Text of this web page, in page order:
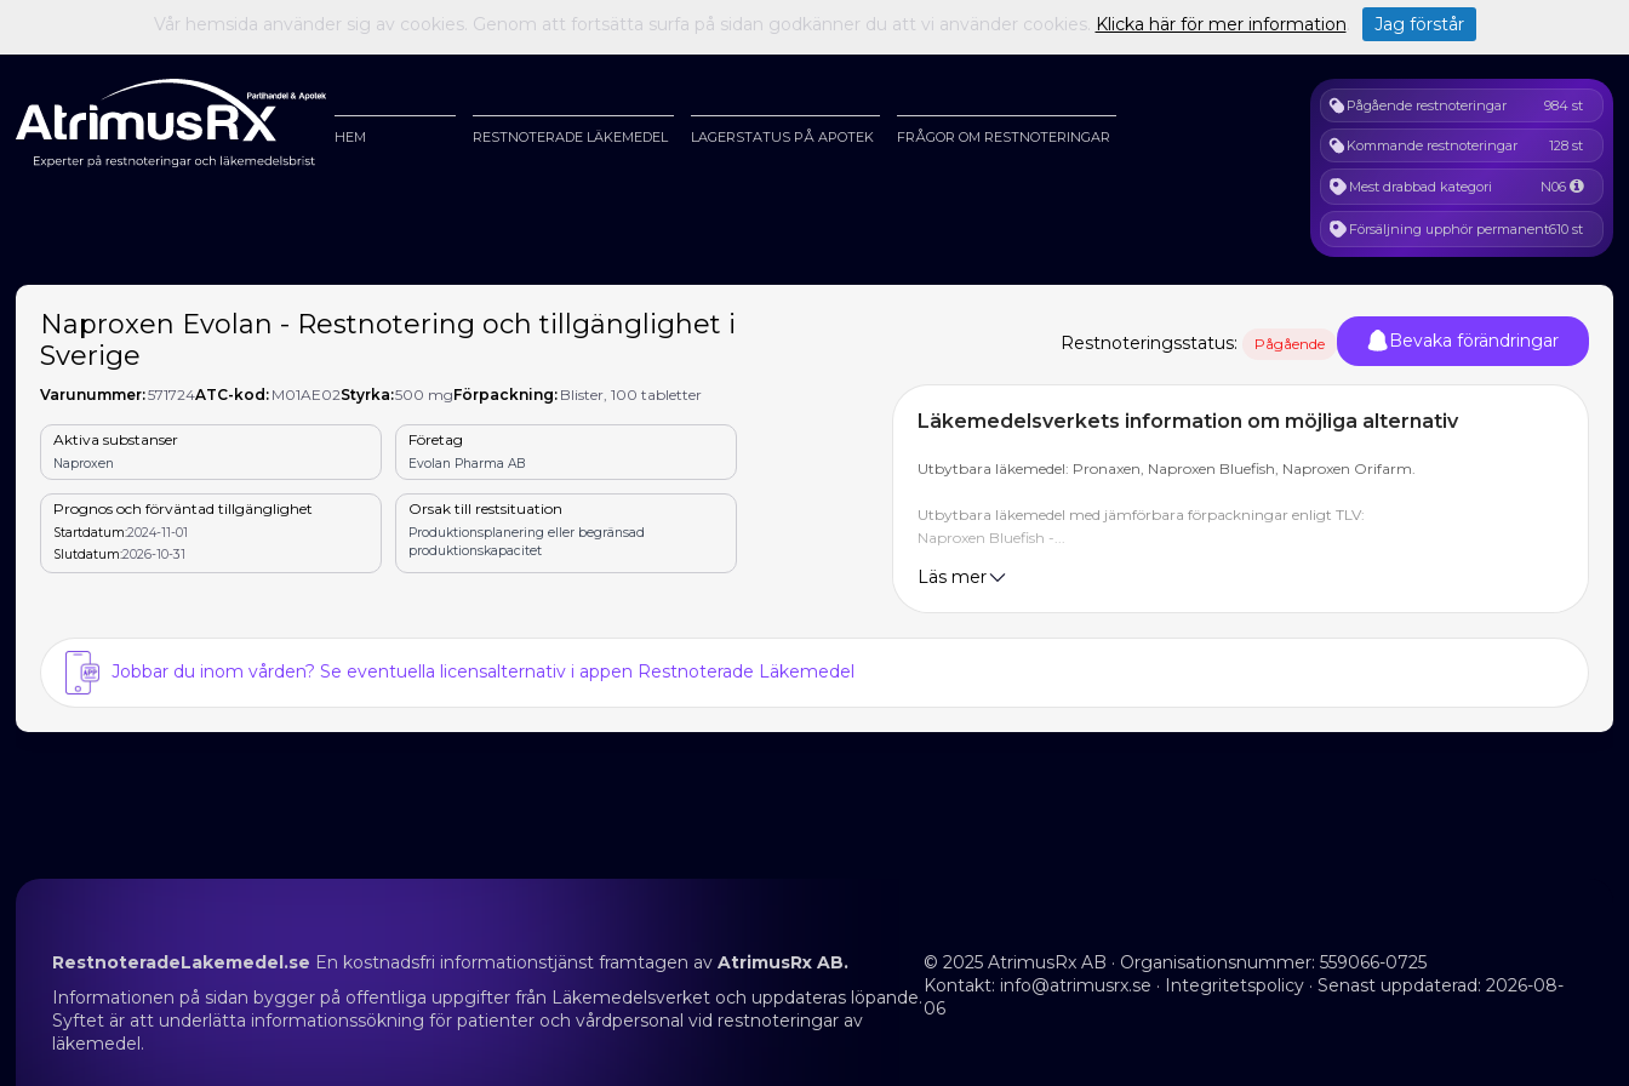
HEM RESTNOTERADE LÄKEMEDEL LAGERSTATUS PÅ APOTEK FRÅGOR OM RESTNOTERINGAR
Pågående restnoteringar 984 st
Kommande restnoteringar 128 st
Mest drabbad kategori N06
Försäljning upphör permanent610 st
Naproxen Evolan - Restnotering och tillgänglighet i
Sverige
Restnoteringsstatus: Pågående Bevaka förändringar
Varunummer:571724ATC-kod: M01AE02Styrka:500 mgFörpackning: Blister, 100 tabletter
Aktiva substanser
Naproxen
Företag
Evolan Pharma AB
Prognos och förväntad tillgänglighet
Startdatum:2024-11-01
Slutdatum:2026-10-31
Orsak till restsituation
Produktionsplanering eller begränsad
produktionskapacitet
Läkemedelsverkets information om möjliga alternativ
Utbytbara läkemedel: Pronaxen, Naproxen Bluefish, Naproxen Orifarm.
Utbytbara läkemedel med jämförbara förpackningar enligt TLV:
Naproxen Bluefish -...
Läs mer
Jobbar du inom vården? Se eventuella licensalternativ i appen Restnoterade Läkemedel
RestnoteradeLakemedel.se En kostnadsfri informationstjänst framtagen avAtrimusRx AB.
Informationen på sidan bygger på offentliga uppgifter från Läkemedelsverket och uppdateras löpande.
Syftet är att underlätta informationssökning för patienter och vårdpersonal vid restnoteringar av
läkemedel.
© 2025 AtrimusRx AB · Organisationsnummer: 559066-0725
Kontakt: info@atrimusrx.se · Integritetspolicy· Senast uppdaterad: 2026-08-
06
Vår hemsida använder sig av cookies. Genom att fortsätta surfa på sidan godkänner du att vi använder cookies. Klicka här för mer information. Jag förstår